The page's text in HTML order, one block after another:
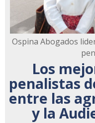
Ospina Abogados
Los
penalistas
entre las
y la